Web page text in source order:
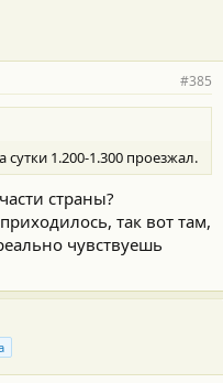
#385
1.200-1.300 проезжал.
страны?
так вот там,
чувствуешь